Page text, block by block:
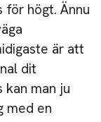
högt. Ännu
är att
dit
man ju
med en